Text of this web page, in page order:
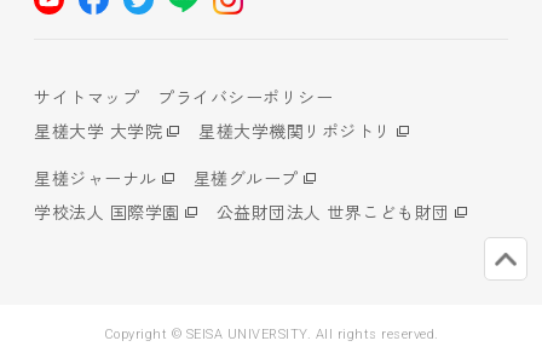
サイトマップ
プライバシーポリシー
星槎大学 大学院
星槎大学機関リポジトリ
星槎ジャーナル
星槎グループ
学校法人 国際学園
公益財団法人 世界こども財団
Copyright © SEISA UNIVERSITY. All rights reserved.